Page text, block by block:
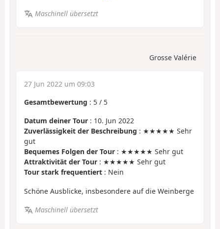
Maschinell übersetzt
Grosse Valérie
27 Jun 2022 um 09:03
Gesamtbewertung : 5 / 5
Datum deiner Tour : 10. Jun 2022
Zuverlässigkeit der Beschreibung : ★★★★★ Sehr
gut
Bequemes Folgen der Tour : ★★★★★ Sehr gut
Attraktivität der Tour : ★★★★★ Sehr gut
Tour stark frequentiert : Nein
Schöne Ausblicke, insbesondere auf die Weinberge
Maschinell übersetzt